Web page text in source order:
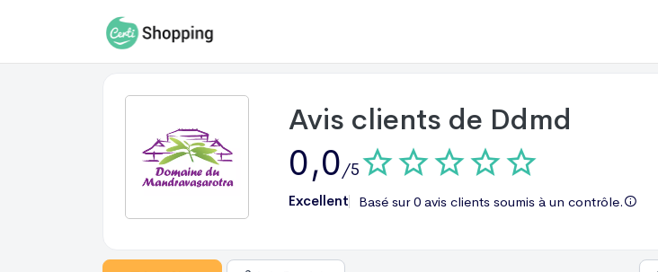
Avis clients de Ddmd
0,0/5
Excellent Basé sur0 avis clients soumis à un contrôle.